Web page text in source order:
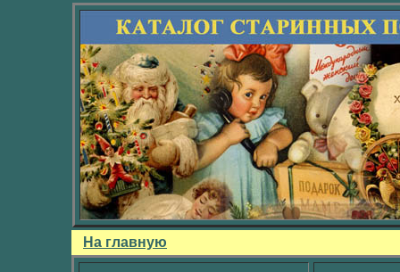
На главную